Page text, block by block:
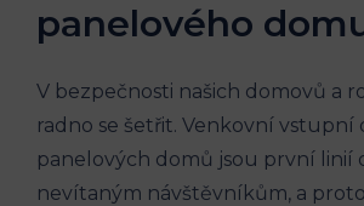
panelového
V bezpečnosti našich domovů a
radno se šetřit. Venkovní vstupní
panelových domů jsou první linií
nevítaným návštěvníkům, a